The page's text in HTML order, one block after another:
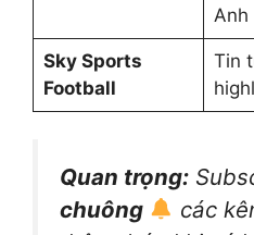
Anh
Sky Sports
Football
Tin
Quan trọng:
chuông
các